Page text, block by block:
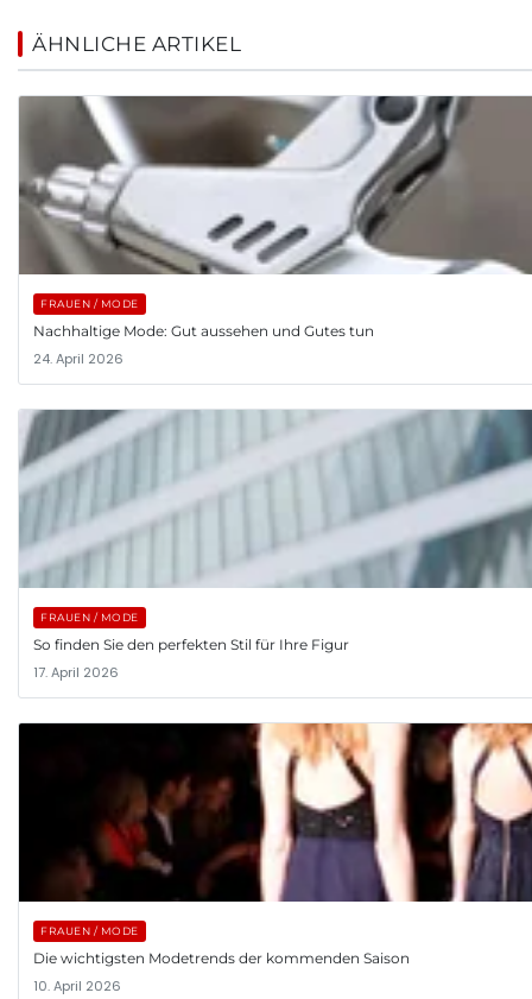
ÄHNLICHE ARTIKEL
FRAUEN / MODE
Nachhaltige Mode: Gut aussehen und Gutes tun
24. April 2026
FRAUEN / MODE
So finden Sie den perfekten Stil für Ihre Figur
17. April 2026
FRAUEN / MODE
Die wichtigsten Modetrends der kommenden Saison
10. April 2026